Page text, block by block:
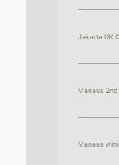
Jakarta UK
Manaus 2nd
Manaus